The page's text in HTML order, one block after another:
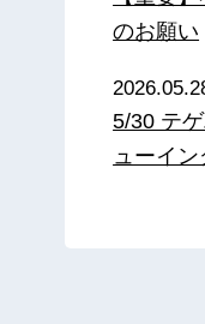
のお願い
5/30 テ
ューイ